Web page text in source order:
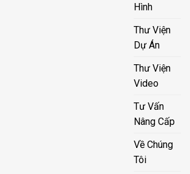
Hình
Thư Viện
Dự Án
Thư Viện
Video
Tư Vấn
Nâng Cấp
Về Chúng
Tôi